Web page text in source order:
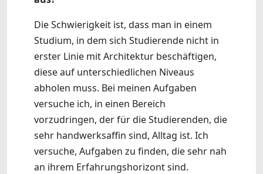
Die Schwierigkeit ist, dass man in einem
Studium, in dem sich Studierende nicht in
erster Linie mit Architektur beschäftigen,
diese auf unterschiedlichen Niveaus
abholen muss. Bei meinen Aufgaben
versuche ich, in einen Bereich
vorzudringen, der für die Studierenden, die
sehr handwerksaffin sind, Alltag ist. Ich
versuche, Aufgaben zu finden, die sehr nah
an ihrem Erfahrungshorizont sind.